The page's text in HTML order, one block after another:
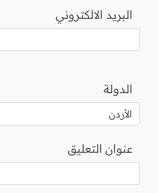
البريد الالكتروني
الدولة
عنوان التعليق